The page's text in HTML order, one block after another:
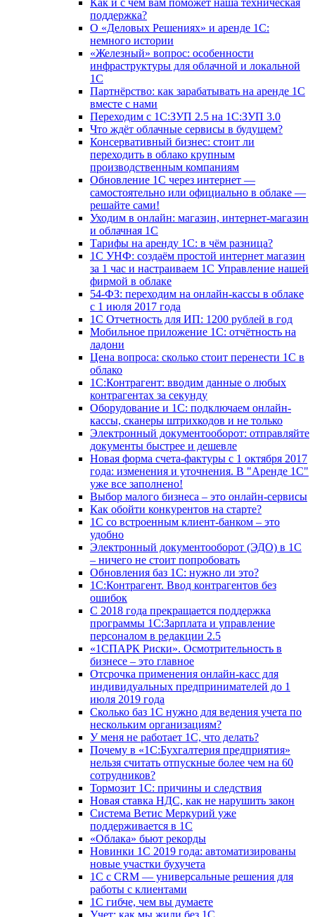
Как и с чем вам поможет наша техническая
поддержка?
О «Деловых Решениях» и аренде 1С:
немного истории
«Железный» вопрос: особенности
инфраструктуры для облачной и локальной
1С
Партнёрство: как зарабатывать на аренде 1С
вместе с нами
Переходим с 1С:ЗУП 2.5 на 1С:ЗУП 3.0
Что ждёт облачные сервисы в будущем?
Консервативный бизнес: стоит ли
переходить в облако крупным
производственным компаниям
Обновление 1С через интернет —
самостоятельно или официально в облаке —
решайте сами!
Уходим в онлайн: магазин, интернет-магазин
и облачная 1С
Тарифы на аренду 1С: в чём разница?
1С УНФ: создаём простой интернет магазин
за 1 час и настраиваем 1С Управление нашей
фирмой в облаке
54-ФЗ: переходим на онлайн-кассы в облаке
с 1 июля 2017 года
1С Отчетность для ИП: 1200 рублей в год
Мобильное приложение 1С: отчётность на
ладони
Цена вопроса: сколько стоит перенести 1С в
облако
1С:Контрагент: вводим данные о любых
контрагентах за секунду
Оборудование и 1С: подключаем онлайн-
кассы, сканеры штрихкодов и не только
Электронный документооборот: отправляйте
документы быстрее и дешевле
Новая форма счета-фактуры с 1 октября 2017
года: изменения и уточнения. В "Аренде 1С"
уже все заполнено!
Выбор малого бизнеса – это онлайн-сервисы
Как обойти конкурентов на старте?
1C со встроенным клиент-банком – это
удобно
Электронный документооборот (ЭДО) в 1С
– ничего не стоит попробовать
Обновления баз 1С: нужно ли это?
1С:Контрагент. Ввод контрагентов без
ошибок
С 2018 года прекращается поддержка
программы 1С:Зарплата и управление
персоналом в редакции 2.5
«1СПАРК Риски». Осмотрительность в
бизнесе – это главное
Отсрочка применения онлайн-касс для
индивидуальных предпринимателей до 1
июля 2019 года
Сколько баз 1C нужно для ведения учета по
нескольким организациям?
У меня не работает 1С, что делать?
Почему в «1С:Бухгалтерия предприятия»
нельзя считать отпускные более чем на 60
сотрудников?
Тормозит 1C: причины и следствия
Новая ставка НДС, как не нарушить закон
Система Ветис Меркурий уже
поддерживается в 1С
«Облака» бьют рекорды
Новинки 1С 2019 года: автоматизированы
новые участки бухучета
1С с CRM — универсальные решения для
работы с клиентами
1С гибче, чем вы думаете